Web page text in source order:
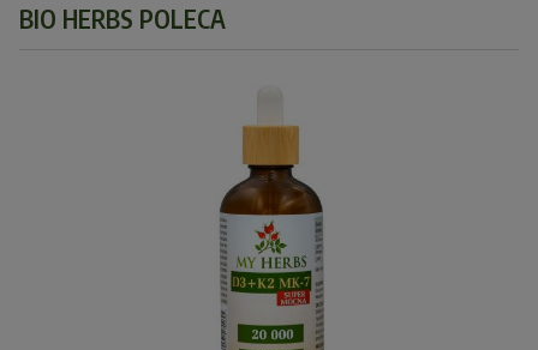
BIO HERBS POLECA